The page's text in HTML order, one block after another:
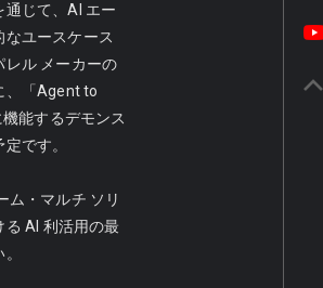
じて、AI エー
なユースケース
レル メーカーの
、「Agent to
能するデモンス
です。
ム・マルチ ソリ
る AI 利活用の最
keyboard_arrow_up